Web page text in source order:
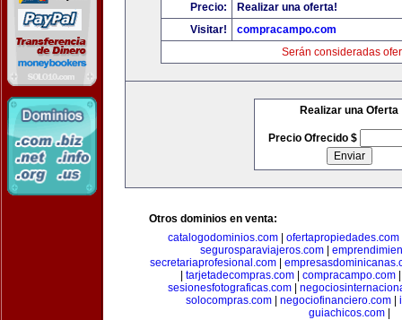
Precio:
Realizar una oferta!
Visitar!
compracampo.com
Serán consideradas
Realizar una Oferta
Precio Ofrecido $
Otros dominios en venta:
catalogodominios.com| ofertapropiedades.com
segurosparaviajeros.com
secretariaprofesional.com|
tarjetadecompras.com compracampo.com
sesionesfotograficas.com
solocompras.com| negociofinanciero.com|
guiachicos.com|